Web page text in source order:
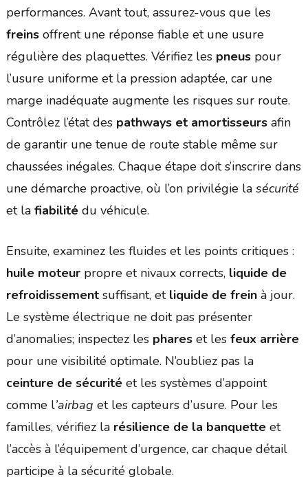
performances. Avant tout, assurez-vous que les
freinsoffrent une réponse fiable et une usure
régulière des plaquettes. Vérifiez les pneuspour
l’usure uniforme et la pression adaptée, car une
marge inadéquate augmente les risques sur route.
Contrôlez l’état des pathways et amortisseursafin
de garantir une tenue de route stable même sur
chaussées inégales. Chaque étape doit s’inscrire dans
une démarche proactive, où l’on privilégie la sécurité
et la fiabilitédu véhicule.
Ensuite, examinez les fluides et les points critiques :
huile moteurpropre et nivaux corrects, liquide de
refroidissementsuffisant, et liquide de freinà jour.
Le système électrique ne doit pas présenter
d’anomalies; inspectez les phareset les feux arrière
pour une visibilité optimale. N’oubliez pas la
ceinture de sécuritéet les systèmes d’appoint
comme l’airbag et les capteurs d’usure. Pour les
familles, vérifiez la résilience de la banquetteet
l’accès à l’équipement d’urgence, car chaque détail
participe à la sécurité globale.